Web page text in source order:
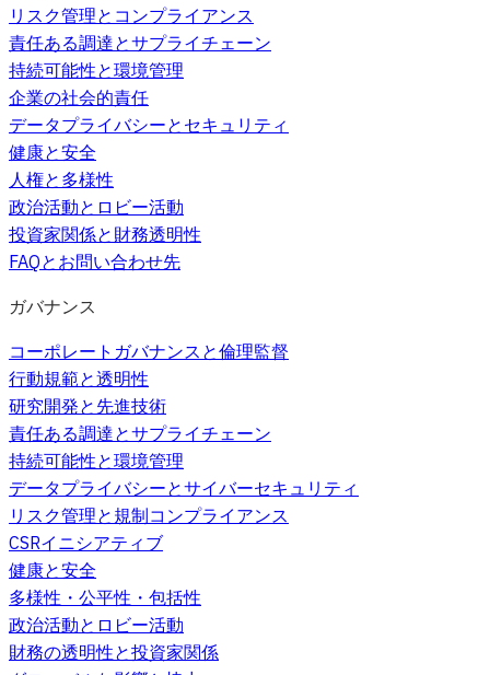
リスク管理とコンプライアンス
責任ある調達とサプライチェーン
持続可能性と環境管理
企業の社会的責任
データプライバシーとセキュリティ
健康と安全
人権と多様性
政治活動とロビー活動
投資家関係と財務透明性
FAQとお問い合わせ先
ガバナンス
コーポレートガバナンスと倫理監督
行動規範と透明性
研究開発と先進技術
責任ある調達とサプライチェーン
持続可能性と環境管理
データプライバシーとサイバーセキュリティ
リスク管理と規制コンプライアンス
CSRイニシアティブ
健康と安全
多様性・公平性・包括性
政治活動とロビー活動
財務の透明性と投資家関係